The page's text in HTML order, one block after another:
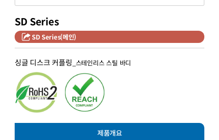
SD Series
SD Series(메인)
싱글 디스크 커플링 _스테인리스 스틸 바디
제품개요